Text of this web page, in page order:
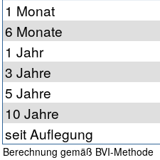
1 Monat
6 Monate
1 Jahr
3 Jahre
5 Jahre
10 Jahre
seit Auflegung
Berechnung gemäß BVI-Methode